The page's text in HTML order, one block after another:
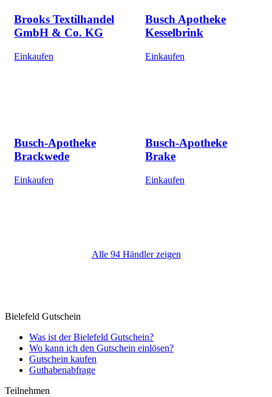
Brooks Textilhandel
GmbH & Co. KG
Einkaufen
Busch Apotheke
Kesselbrink
Einkaufen
Busch-Apotheke
Brackwede
Einkaufen
Busch-Apotheke
Brake
Einkaufen
Alle 94 Händler zeigen
Bielefeld Gutschein
Was ist der Bielefeld Gutschein?
Wo kann ich den Gutschein einlösen?
Gutschein kaufen
Guthabenabfrage
Teilnehmen